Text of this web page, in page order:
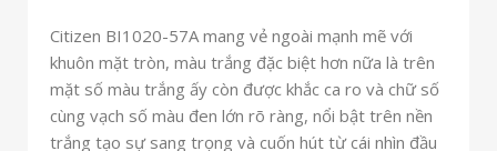
Citizen BI1020-57A mang vẻ ngoài mạnh mẽ với
khuôn mặt tròn, màu trắng đặc biệt hơn nữa là trên
mặt số màu trắng ấy còn được khắc ca ro và chữ số
cùng vạch số màu đen lớn rõ ràng, nổi bật trên nền
trắng tạo sự sang trọng và cuốn hút từ cái nhìn đầu